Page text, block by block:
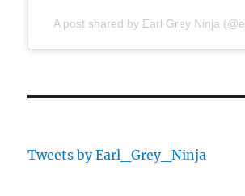
A post shared by Earl Grey Ninja
Tweets by Earl_Grey_Ninja